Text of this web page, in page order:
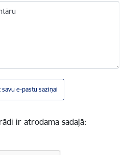
e-pastu saziņai
ir atrodama sadaļā: